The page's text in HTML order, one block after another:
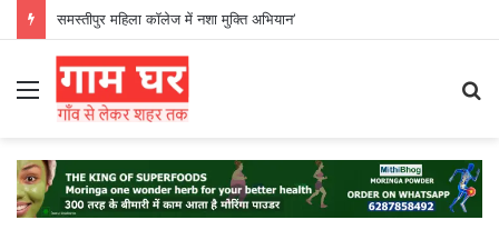
समस्तीपुर महिला कॉलेज में नशा मुक्ति अभियान’
Menu